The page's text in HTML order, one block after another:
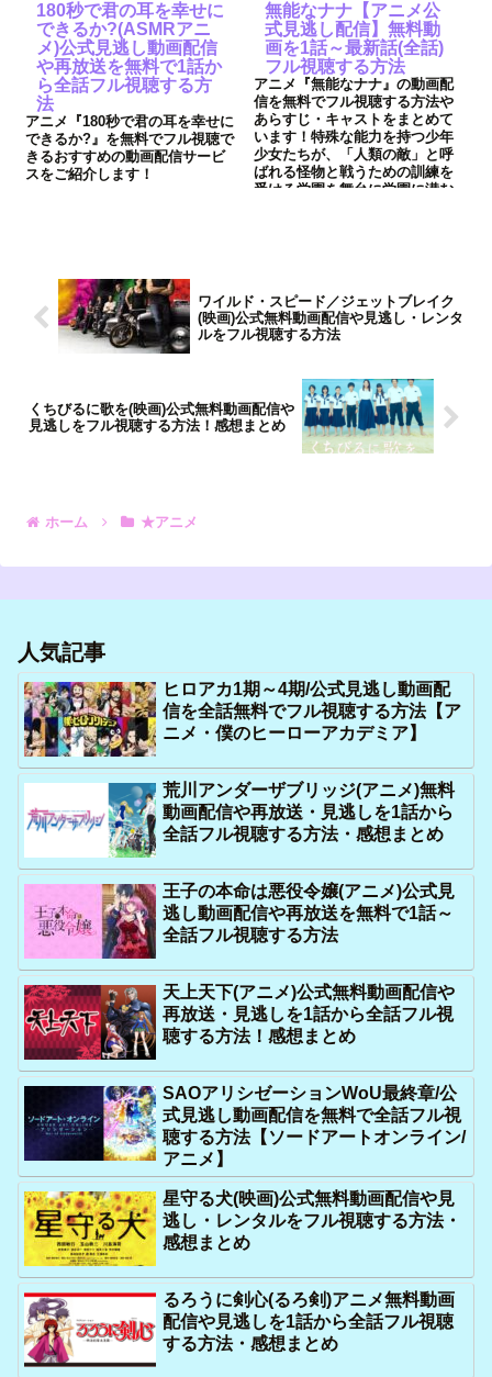
180秒で君の耳を幸せに
できるか?(ASMRアニ
メ)公式見逃し動画配信
や再放送を無料で1話か
ら全話フル視聴する方
法
アニメ『180秒で君の耳を幸せに
できるか?』を無料でフル視聴で
きるおすすめの動画配信サービ
スをご紹介します！
無能なナナ【アニメ公
式見逃し配信】無料動
画を1話～最新話(全話)
フル視聴する方法
アニメ『無能なナナ』の動画配
信を無料でフル視聴する方法や
あらすじ・キャストをまとめて
います！特殊な能力を持つ少年
少女たちが、「人類の敵」と呼
ばれる怪物と戦うための訓練を
受ける学園を舞台に学園に潜む
ワイルド・スピード／ジェットブレイク
(映画)公式無料動画配信や見逃し・レンタ
ルをフル視聴する方法
くちびるに歌を(映画)公式無料動画配信や
見逃しをフル視聴する方法！感想まとめ
ホーム ★アニメ
人気記事
ヒロアカ1期～4期/公式見逃し動画配
信を全話無料でフル視聴する方法【ア
ニメ・僕のヒーローアカデミア】
荒川アンダーザブリッジ(アニメ)無料
動画配信や再放送・見逃しを1話から
全話フル視聴する方法・感想まとめ
王子の本命は悪役令嬢(アニメ)公式見
逃し動画配信や再放送を無料で1話～
全話フル視聴する方法
天上天下(アニメ)公式無料動画配信や
再放送・見逃しを1話から全話フル視
聴する方法！感想まとめ
SAOアリシゼーションWoU最終章/公
式見逃し動画配信を無料で全話フル視
聴する方法【ソードアートオンライン/
アニメ】
星守る犬(映画)公式無料動画配信や見
逃し・レンタルをフル視聴する方法・
感想まとめ
るろうに剣心(るろ剣)アニメ無料動画
配信や見逃しを1話から全話フル視聴
する方法・感想まとめ